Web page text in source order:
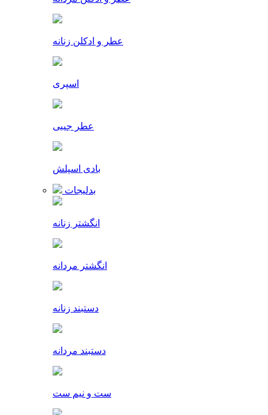
عطر و ادکلن زنانه
اسپری
عطر جیبی
بادی اسپلش
بدلیجات
انگشتر زنانه
انگشتر مردانه
دستبند زنانه
دستبند مردانه
ست و نیم ست